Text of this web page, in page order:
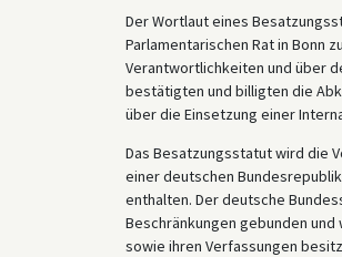
Der Wortlaut eines
Parlamentarischen Rat in Bonn
Verantwortlichkeiten und über
bestätigten und billigten die
über die Einsetzung einer
Das Besatzungsstatut wird die
einer deutschen
enthalten. Der deutsche
Beschränkungen gebunden
sowie ihren Verfassungen